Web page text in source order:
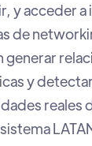
proyecto
de
Matchmaker: